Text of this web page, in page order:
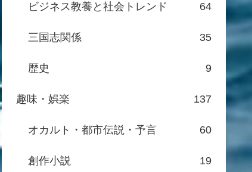
ビジネス教養と社会トレンド 64
三国志関係 35
歴史 9
趣味・娯楽 137
オカルト・都市伝説・予言 60
創作小説 19